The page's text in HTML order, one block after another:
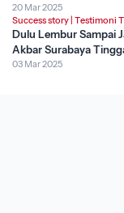
20 Mar 2025
Success story Testimoni
Dulu Lembur Sampai
Akbar Surabaya
03 Mar 2025